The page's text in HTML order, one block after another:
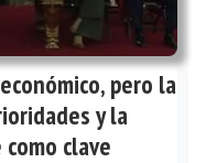
pero la
y la
clave